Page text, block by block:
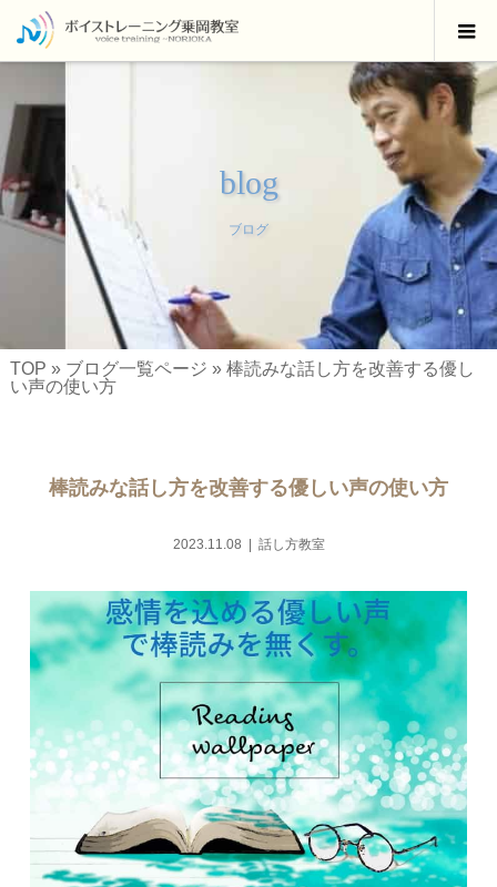
blog
ブログ
TOP » ブログ一覧ページ » 棒読みな話し方を改善する優し
い声の使い方
棒読みな話し方を改善する優しい声の使い方
2023.11.08 話し方教室